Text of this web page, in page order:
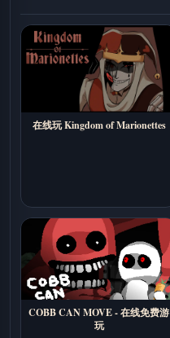
在线玩 Kingdom of Marionettes
COBB CAN MOVE - 在线免费游
玩